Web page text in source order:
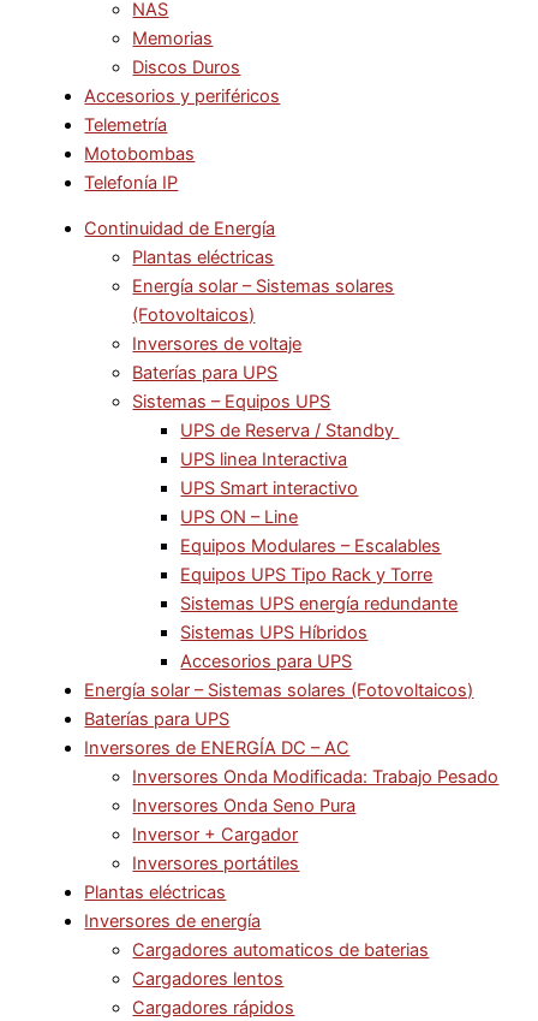
NAS
Memorias
Discos Duros
Accesorios y periféricos
Telemetría
Motobombas
Telefonía IP
Continuidad de Energía
Plantas eléctricas
Energía solar – Sistemas solares
(Fotovoltaicos)
Inversores de voltaje
Baterías para UPS
Sistemas – Equipos UPS
UPS de Reserva / Standby
UPS linea Interactiva
UPS Smart interactivo
UPS ON – Line
Equipos Modulares – Escalables
Equipos UPS Tipo Rack y Torre
Sistemas UPS energía redundante
Sistemas UPS Híbridos
Accesorios para UPS
Energía solar – Sistemas solares (Fotovoltaicos)
Baterías para UPS
Inversores de ENERGÍA DC – AC
Inversores Onda Modificada: Trabajo Pesado
Inversores Onda Seno Pura
Inversor + Cargador
Inversores portátiles
Plantas eléctricas
Inversores de energía
Cargadores automaticos de baterias
Cargadores lentos
Cargadores rápidos